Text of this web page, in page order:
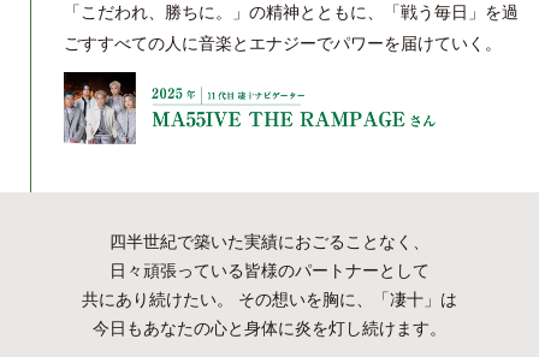
「こだわれ、勝ちに。」の精神とともに、「戦う毎日」を過
ごすすべての人に音楽とエナジーでパワーを届けていく。
四半世紀で築いた実績におごることなく、
日々頑張っている皆様のパートナーとして
共にあり続けたい。
その想いを胸に、「凄十」は
今日もあなたの心と身体に炎を灯し続けます。